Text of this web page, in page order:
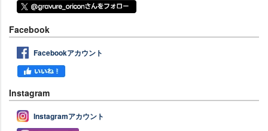
Facebook
Facebookアカウント
Instagram
Instagramアカウント